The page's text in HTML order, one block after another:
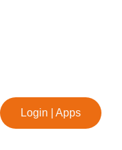
Login | Apps